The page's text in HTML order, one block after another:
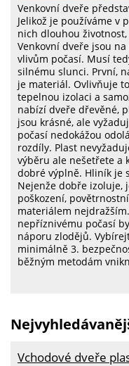
Venkovní dveře
Jelikož je používáme v
nich dlouhou
Venkovní dveře jsou
vlivům počasí. Musí
silnému slunci. První,
je materiál. Ovlivňuje
tepelnou izolaci a
nabízí dveře dřevěné,
jsou krásné, ale
počasí nedokážou
rozdíly. Plast
výběru ale nešetřete a
dobré výplně. Hliník je
Nejenže dobře izoluje,
poškození,
materiálem
nepříznivému počasí
náporu zlodějů.
minimálně 3.
běžným metodám
Vchodové dveře